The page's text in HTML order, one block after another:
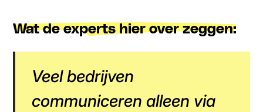
Wat de experts hier over zeggen:
Veel bedrijven
communiceren alleen via